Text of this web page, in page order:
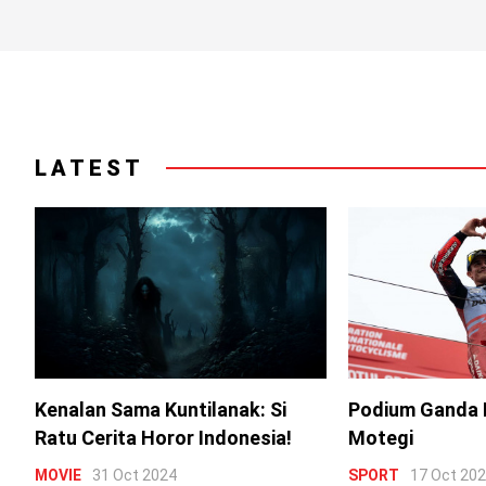
LATEST
Kenalan Sama Kuntilanak: Si
Ratu Cerita Horor Indonesia!
MOVIE 31 Oct 2024
Podium
Motegi
SPORT 17 Oct